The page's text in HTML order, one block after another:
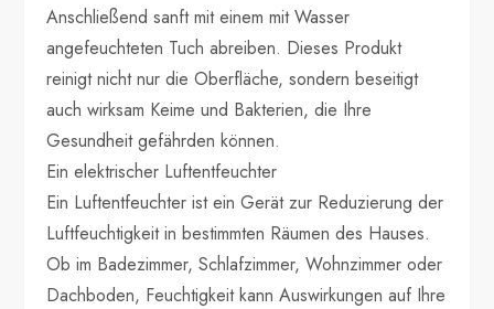
Anschließend sanft mit einem mit Wasser
angefeuchteten Tuch abreiben. Dieses Produkt
reinigt nicht nur die Oberfläche, sondern beseitigt
auch wirksam Keime und Bakterien, die Ihre
Gesundheit gefährden können.
Ein elektrischer Luftentfeuchter
Ein Luftentfeuchter ist ein Gerät zur Reduzierung der
Luftfeuchtigkeit in bestimmten Räumen des Hauses.
Ob im Badezimmer, Schlafzimmer, Wohnzimmer oder
Dachboden, Feuchtigkeit kann Auswirkungen auf Ihre